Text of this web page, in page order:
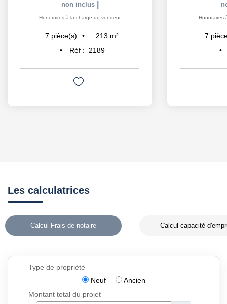
non inclus
Honoraires à la charge du vendeur
7 pièce(s)
Réf :
Les calculatrices
Calcul Frais de notaire Calcul capacité